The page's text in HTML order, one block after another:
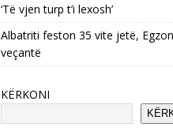
‘Të vjen turp t’i lexosh’
Albatriti feston 35 vite jetë,
veçantë
KËRKONI